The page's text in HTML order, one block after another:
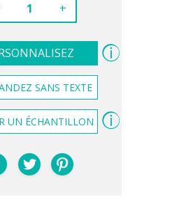
+
SANS TEXTE
UN ÉCHANTILLON